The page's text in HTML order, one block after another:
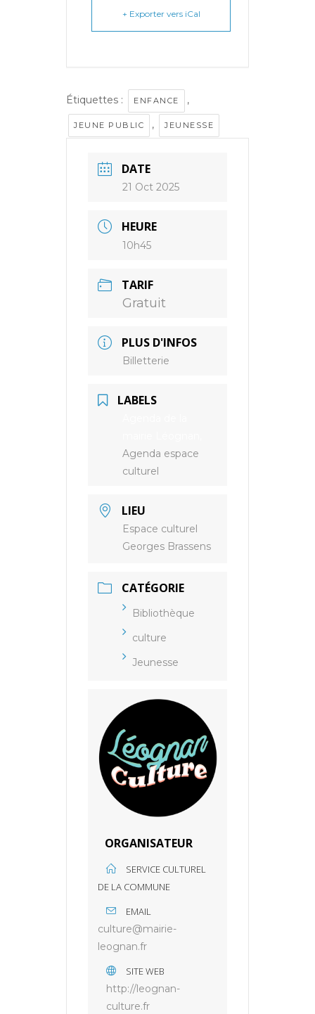
+ Exporter vers iCal
Étiquettes : ENFANCE ,
JEUNE PUBLIC , JEUNESSE
DATE
21 Oct 2025
HEURE
10h45
TARIF
Gratuit
PLUS D'INFOS
Billetterie
LABELS
Agenda espace
culturel
LIEU
Espace culturel
Georges Brassens
CATÉGORIE
Bibliothèque
culture
Jeunesse
ORGANISATEUR
SERVICE CULTUREL
DE LA COMMUNE
EMAIL
culture@mairie-
leognan.fr
SITE WEB
http://leognan-
culture.fr